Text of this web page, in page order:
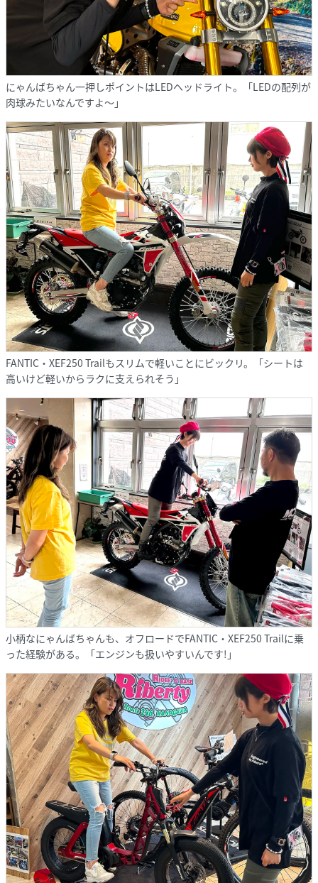
にゃんばちゃん一押しポイントはLEDヘッドライト。「LEDの配列が
肉球みたいなんですよ〜」
FANTIC・XEF250 Trailもスリムで軽いことにビックリ。「シートは
高いけど軽いからラクに支えられそう」
小柄なにゃんばちゃんも、オフロードでFANTIC・XEF250 Trailに乗
った経験がある。「エンジンも扱いやすいんです!」